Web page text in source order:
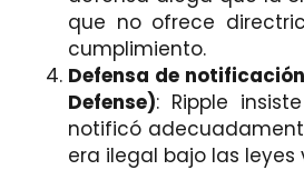
que no ofrece
cumplimiento.
Defensa de
Defense): Ripple
notificó
era ilegal bajo las leyes